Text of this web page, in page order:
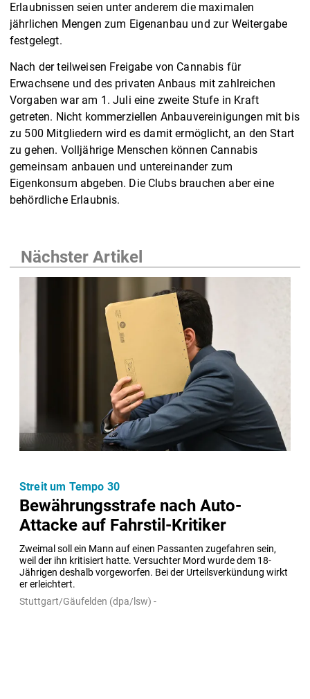
Erlaubnissen seien unter anderem die maximalen
jährlichen Mengen zum Eigenanbau und zur Weitergabe
festgelegt.
Nach der teilweisen Freigabe von Cannabis für
Erwachsene und des privaten Anbaus mit zahlreichen
Vorgaben war am 1. Juli eine zweite Stufe in Kraft
getreten. Nicht kommerziellen Anbauvereinigungen mit bis
zu 500 Mitgliedern wird es damit ermöglicht, an den Start
zu gehen. Volljährige Menschen können Cannabis
gemeinsam anbauen und untereinander zum
Eigenkonsum abgeben. Die Clubs brauchen aber eine
behördliche Erlaubnis.
Nächster Artikel
Bewährungsstrafe nach Auto-
Attacke auf Fahrstil-Kritiker
Zweimal soll ein Mann auf einen Passanten zugefahren sein,
weil der ihn kritisiert hatte. Versuchter Mord wurde dem 18-
Jährigen deshalb vorgeworfen. Bei der Urteilsverkündung wirkt
er erleichtert.
Streit um Tempo 30
Stuttgart/Gäufelden (dpa/lsw) -